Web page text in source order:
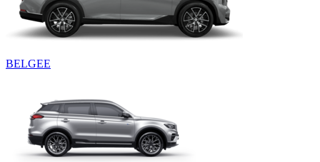
BELGEE